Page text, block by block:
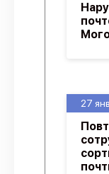
27